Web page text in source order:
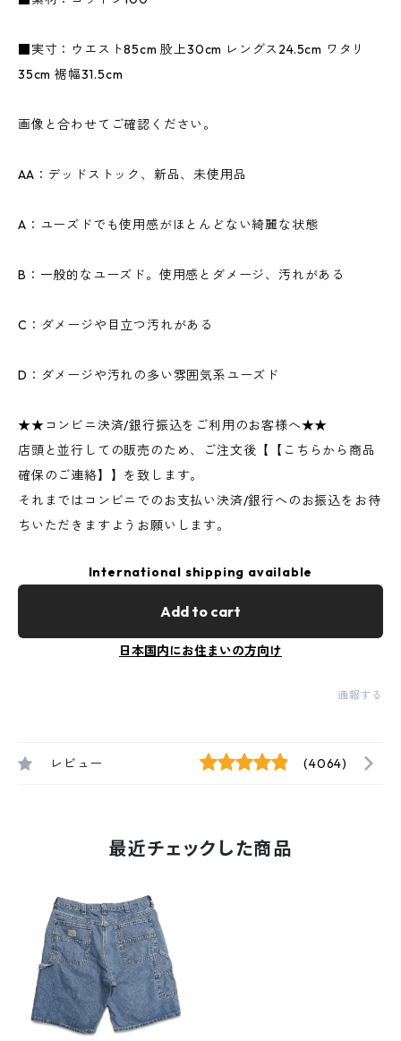
■実寸：ウエスト85cm 股上30cm レングス24.5cm ワタリ
35cm 裾幅31.5cm
画像と合わせてご確認ください。
AA：デッドストック、新品、未使用品
A：ユーズドでも使用感がほとんどない綺麗な状態
B：一般的なユーズド。使用感とダメージ、汚れがある
C：ダメージや目立つ汚れがある
D：ダメージや汚れの多い雰囲気系ユーズド
★★コンビニ決済/銀行振込をご利用のお客様へ★★
店頭と並行しての販売のため、ご注文後【【こちらから商品
確保のご連絡】】を致します。
それまではコンビニでのお支払い決済/銀行へのお振込をお待
ちいただきますようお願いします。
International shipping available
Add to cart
日本国内にお住まいの方向け
通報する
レビュー (4064)
最近チェックした商品